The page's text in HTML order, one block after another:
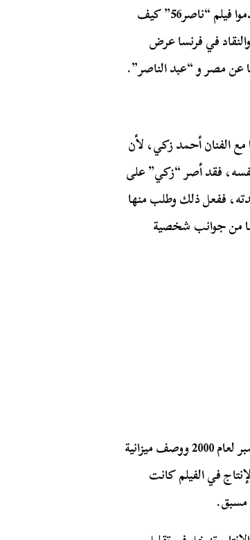
وطلب ممن يهاجمونه أن يسألوا الكاتب محفوظ عبد الرحمن عندما قدموا فيلم “ناصر56” كيف
في فرنسا عرض
عن مصر و “عبد الناصر”.
الفنان أحمد زكي، لأن
نفسه، فقد أصر “زكي” على
ففعل ذلك وطلب منها
من جوانب شخصية
المخرج محمد خان خرج في حوار صحفي لجريدة القاهرة شهر سبتمبر لعام 2000 ووصف ميزانية
في الفيلم كانت
مسبق.